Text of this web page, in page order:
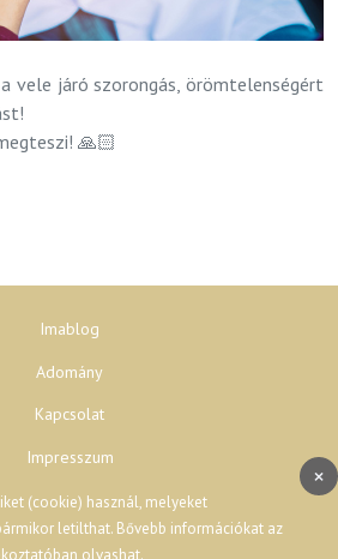
vele járó szorongás, örömtelenségért
🙏🏻
Adatvédelem
Impresszum
Kapcsolat
Adomány
Imablog
×
(cookie) használ, melyeket
letilthat. Bővebb információkat az
olvashat.